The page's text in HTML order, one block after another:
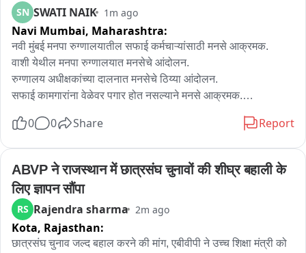
SN SWATI NAIK 1m ago
Navi Mumbai, Maharashtra:
नवी मुंबई मनपा रुग्णालयातील सफाई कर्मचाऱ्यांसाठी मनसे आक्रमक.
वाशी येथील मनपा रुग्णालयात मनसेचे आंदोलन.
रुग्णालय अधीक्षकांच्या दालनात मनसेचे ठिय्या आंदोलन.
सफाई कामगारांना वेळेवर पगार होत नसल्याने मनसे आक्रमक.
उद्या पगार आणि वाढीव भत्ता देण्याचे कंत्राटदाराने लेखी आश्वासन दिल्यावर
0 0 Share Report
ABVP ने राजस्थान में छात्रसंघ चुनावों की शीघ्र बहाली के
लिए ज्ञापन सौंपा
RS Rajendra sharma 2m ago
Kota, Rajasthan:
छात्रसंघ चुनाव जल्द बहाल करने की मांग, एबीवीपी ने उच्च शिक्षा मंत्री को